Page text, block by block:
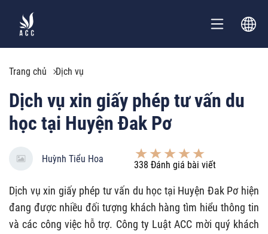
Trang chủ Dịch vụ
Dịch vụ xin giấy phép tư vấn du
học tại Huyện Đak Pơ
Huỳnh Tiểu Hoa
338 Đánh giá bài viết
Dịch vụ xin giấy phép tư vấn du học tại Huyện Đak Pơ hiện
đang được nhiều đối tượng khách hàng tìm hiểu thông tin
và các công việc hỗ trợ. Công ty Luật ACC mời quý khách